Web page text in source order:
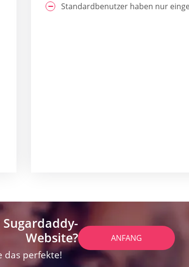
Standardbenutzer haben nur
Website?
das perfekte!
ANFANG